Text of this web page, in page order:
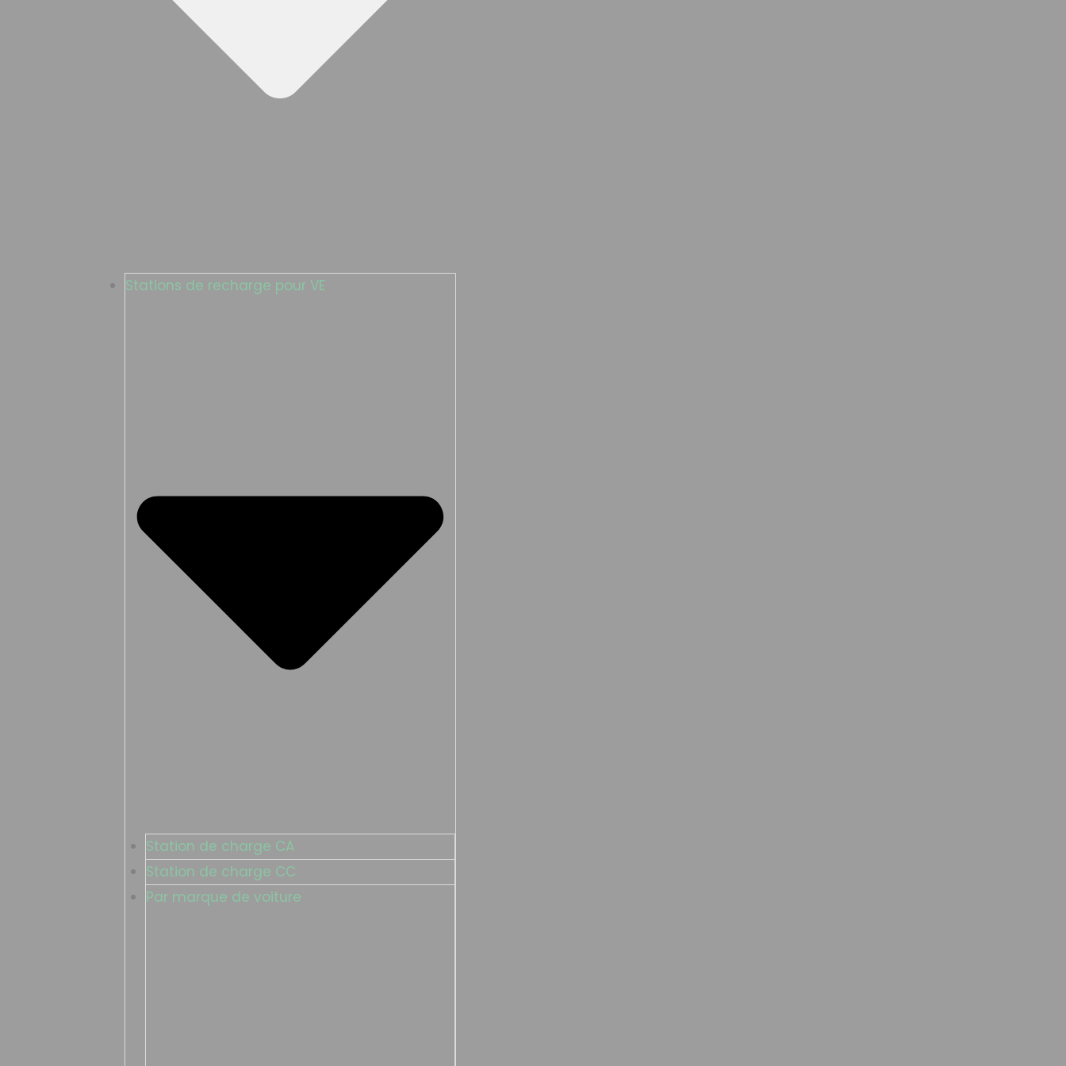
Stations de recharge pour VE
Station de charge CA
Station de charge CC
Par marque de voiture